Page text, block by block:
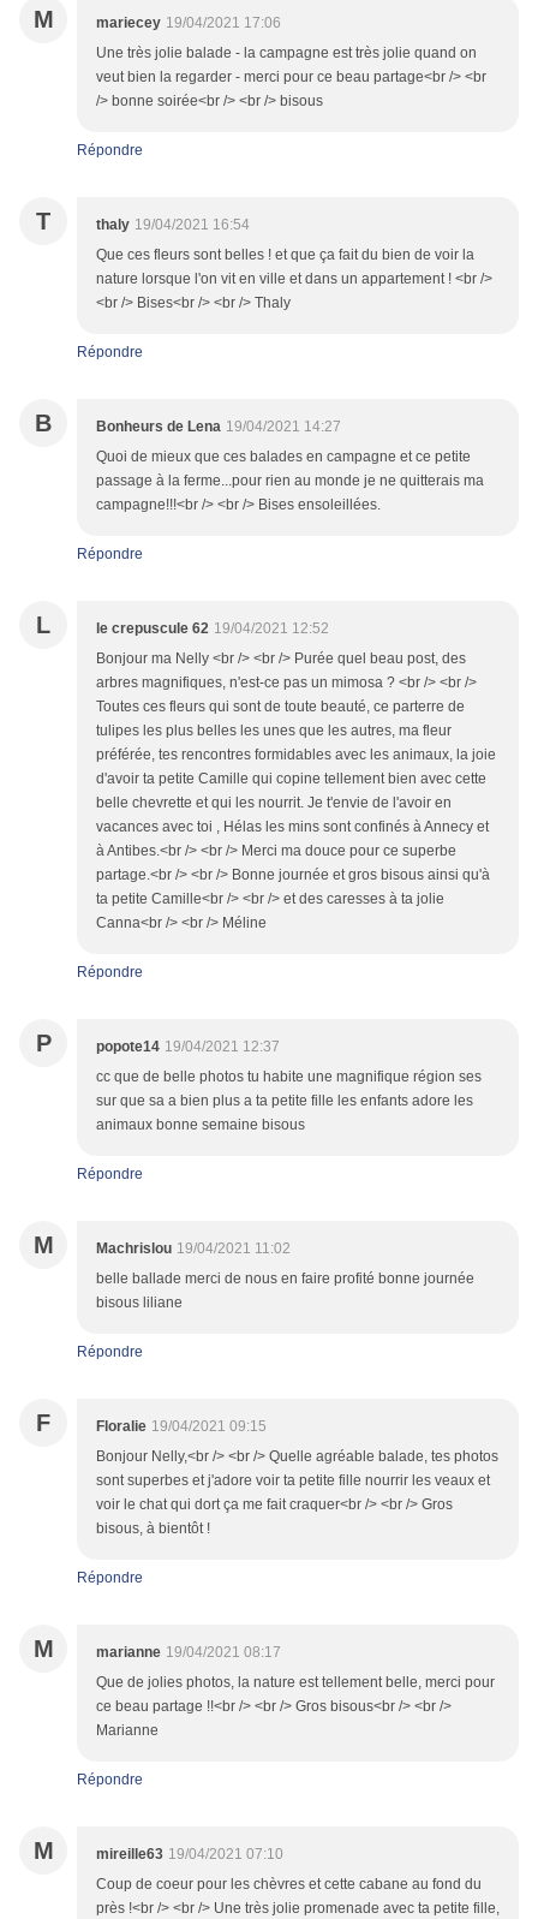
M mariecey 19/04/2021 17:06
Une très jolie balade - la campagne est très jolie quand on
veut bien la regarder - merci pour ce beau partage<br /> <br
/> bonne soirée<br /> <br /> bisous
Répondre
T thaly 19/04/2021 16:54
Que ces fleurs sont belles ! et que ça fait du bien de voir la
nature lorsque l'on vit en ville et dans un appartement ! <br />
<br /> Bises<br /> <br /> Thaly
Répondre
B Bonheurs de Lena 19/04/2021 14:27
Quoi de mieux que ces balades en campagne et ce petite
passage à la ferme...pour rien au monde je ne quitterais ma
campagne!!!<br /> <br /> Bises ensoleillées.
Répondre
L le crepuscule 62 19/04/2021 12:52
Bonjour ma Nelly <br /> <br /> Purée quel beau post, des
arbres magnifiques, n'est-ce pas un mimosa ? <br /> <br />
Toutes ces fleurs qui sont de toute beauté, ce parterre de
tulipes les plus belles les unes que les autres, ma fleur
préférée, tes rencontres formidables avec les animaux, la joie
d'avoir ta petite Camille qui copine tellement bien avec cette
belle chevrette et qui les nourrit. Je t'envie de l'avoir en
vacances avec toi , Hélas les mins sont confinés à Annecy et
à Antibes.<br /> <br /> Merci ma douce pour ce superbe
partage.<br /> <br /> Bonne journée et gros bisous ainsi qu'à
ta petite Camille<br /> <br /> et des caresses à ta jolie
Canna<br /> <br /> Méline
Répondre
P popote14 19/04/2021 12:37
cc que de belle photos tu habite une magnifique région ses
sur que sa a bien plus a ta petite fille les enfants adore les
animaux bonne semaine bisous
Répondre
M Machrislou 19/04/2021 11:02
belle ballade merci de nous en faire profité bonne journée
bisous liliane
Répondre
F Floralie 19/04/2021 09:15
Bonjour Nelly,<br /> <br /> Quelle agréable balade, tes photos
sont superbes et j'adore voir ta petite fille nourrir les veaux et
voir le chat qui dort ça me fait craquer<br /> <br /> Gros
bisous, à bientôt !
Répondre
M marianne 19/04/2021 08:17
Que de jolies photos, la nature est tellement belle, merci pour
ce beau partage !!<br /> <br /> Gros bisous<br /> <br />
Marianne
Répondre
M mireille63 19/04/2021 07:10
Coup de coeur pour les chèvres et cette cabane au fond du
près !<br /> <br /> Une très jolie promenade avec ta petite fille,